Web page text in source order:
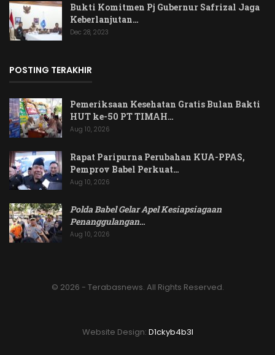
Bukti Komitmen Pj Gubernur Safrizal Jaga
Keberlanjutan…
Dec 28, 2023
POSTING TERAKHIR
Pemeriksaan Kesehatan Gratis Bulan Bakti
HUT ke-50 PT TIMAH…
Aug 10, 2026
Rapat Paripurna Perubahan KUA-PPAS,
Pemprov Babel Perkuat…
Aug 10, 2026
Polda Babel Gelar Apel Kesiapsiagaan
Penanggulangan…
Aug 10, 2026
© 2026 - Terabasnews. All Rights Reserved.
Website Design: D1ckyb4b3l